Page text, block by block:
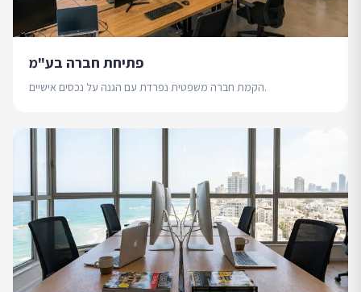
פתיחת חברה בע"מ
הקמת חברה משפטית נפרדת עם הגנה על נכסים אישיים.